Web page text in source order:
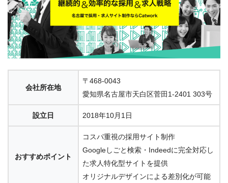
会社所在地
〒468-0043
愛知県名古屋市天白区菅田1-2401 303号
設立日 2018年10月1日
おすすめポイント
コスパ重視の採用サイト制作
Googleしごと検索・Indeedに完全対応し
た求人特化型サイトを提供
オリジナルデザインによる差別化が可能